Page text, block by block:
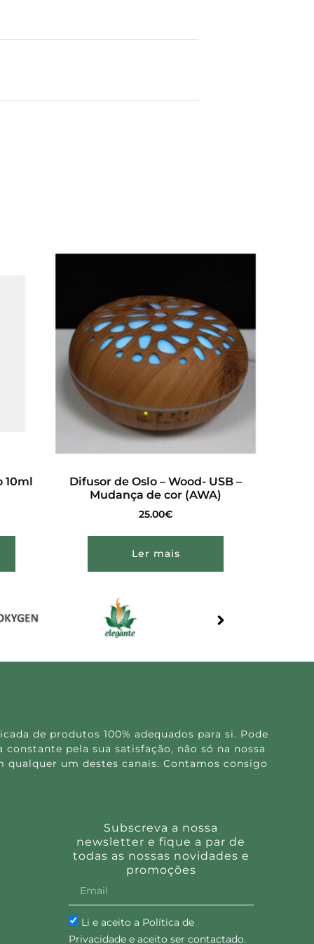
10ml
Difusor de Oslo – Wood- USB –
Mudança de cor (AWA)
25.00€
Ler mais
de produtos 100% adequados para si. Pode
pela sua satisfação, não só na nossa
um destes canais. Contamos consigo
Subscreva a nossa
newsletter e fique a par de
todas as nossas novidades e
promoções
Li e aceito a Política de
Privacidade e aceito ser contactado.